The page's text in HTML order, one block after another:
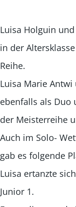
Luisa Holguin
in der
Reihe.
Luisa Marie
ebenfalls als Duo
der Meisterreihe
Auch im Solo-
gab es folgende
Luisa ertanzte
Junior 1.